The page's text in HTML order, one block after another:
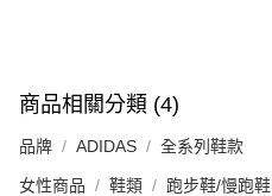
商品相關分類 (4)
品牌 ADIDAS 全系列鞋款
女性商品 鞋類 跑步鞋/慢跑鞋